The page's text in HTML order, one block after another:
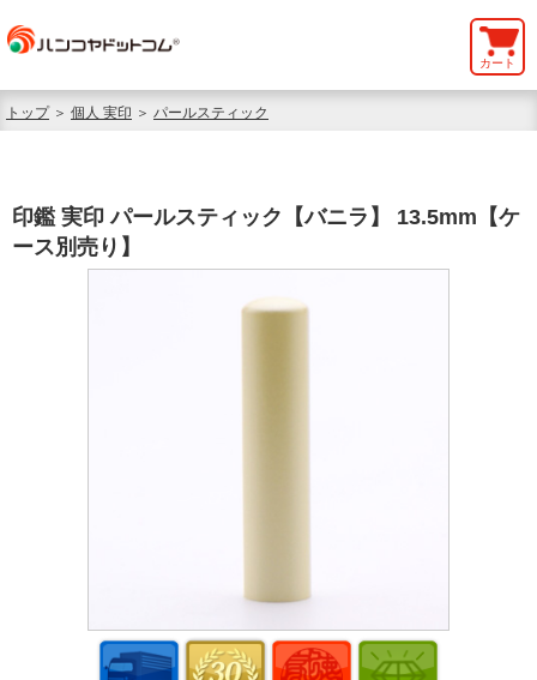
カート
トップ＞ 個人 実印 ＞ パールスティック
印鑑 実印 パールスティック【バニラ】 13.5mm【ケ
ース別売り】